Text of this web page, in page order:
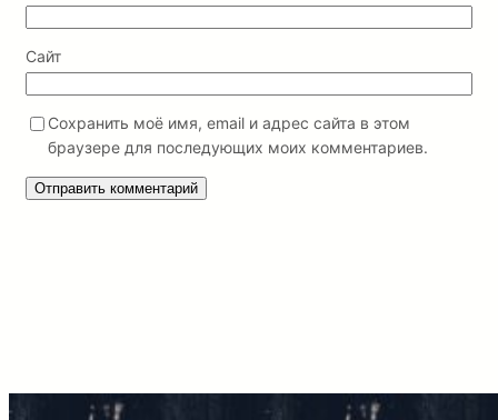
Сайт
Сохранить моё имя, email и адрес сайта в этом
браузере для последующих моих комментариев.